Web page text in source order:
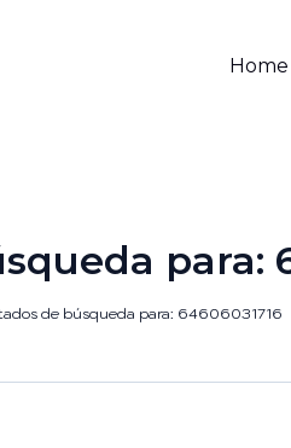
Home
para:
de búsqueda para: 64606031716